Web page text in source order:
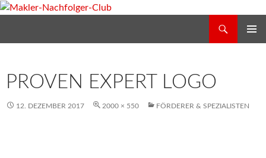
Zum
PROVEN EXPERT LOGO
12. DEZEMBER 2017 2000 × 550 FÖRDERER & SPEZIALISTEN